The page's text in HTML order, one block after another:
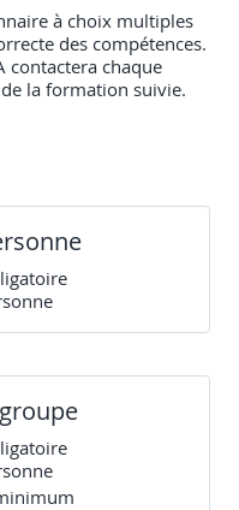
à choix multiples
des compétences.
contactera chaque
la formation suivie.